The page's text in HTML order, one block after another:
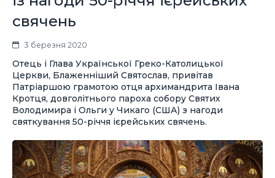
свячень
3 березня 2020
Отець і Глава Української Греко-Католицької
Церкви, Блаженніший Святослав, привітав
Патріаршою грамотою отця архимандрита Івана
Кротця, довголітнього пароха собору Святих
Володимира і Ольги у Чикаго (США) з нагоди
святкування 50-річчя ієрейських свячень.